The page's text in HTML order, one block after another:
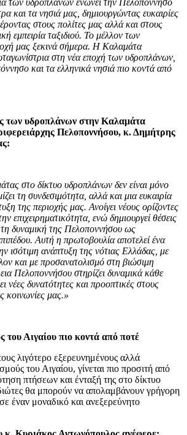
και τα νησιά μας, δημιουργώντας ευκαιρίες
στους πολίτες μας αλλά και στους
εμπειρία ταξιδιού. Το μέλλον των
μας ξεκινά σήμερα. Η Καλαμάτα
στη νέα εποχή των υδροπλάνων,
και τα ελληνικά νησιά πιο κοντά από
των υδροπλάνων στην Καλαμάτα
Πελοποννήσου, κ. Δημήτρης
στο δίκτυο υδροπλάνων δεν είναι μόνο
τη συνδεσιμότητα, αλλά και μια ευκαιρία
της περιοχής μας. Ανοίγει νέους ορίζοντες
επιχειρηματικότητα, ενώ δημιουργεί θέσεις
τη δυναμική της Πελοποννήσου ως
Αυτή η πρωτοβουλία αποτελεί ένα
ισότιμη ανάπτυξη της νότιας Ελλάδας, με
και με προσανατολισμό στη βιώσιμη
Πελοποννήσου στηρίζει δυναμικά κάθε
νέες δυνατότητες και προοπτικές στους
κοινωνίες μας.»
Αιγαίου πιο κοντά από ποτέ
λιγότερο εξερευνημένους αλλά
του Αιγαίου, γίνεται πιο προσιτή από
πτήσεων και ένταξή της στο δίκτυο
θα μπορούν να απολαμβάνουν γρήγορη
έναν μοναδικό και ανεξερεύνητο